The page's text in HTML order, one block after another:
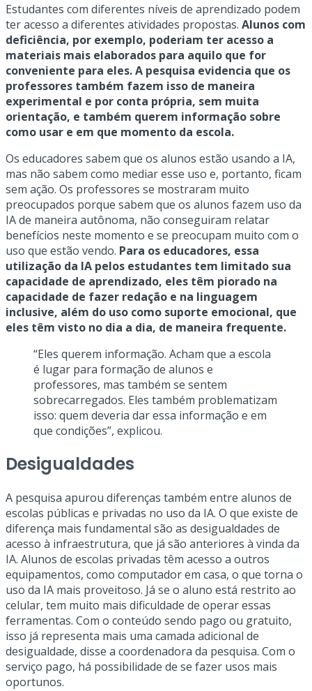
Estudantes com diferentes níveis de aprendizado podem
ter acesso a diferentes atividades propostas. Alunos com
deficiência, por exemplo, poderiam ter acesso a
materiais mais elaborados para aquilo que for
conveniente para eles. A pesquisa evidencia que os
professores também fazem isso de maneira
experimental e por conta própria, sem muita
orientação, e também querem informação sobre
como usar e em que momento da escola.
Os educadores sabem que os alunos estão usando a IA,
mas não sabem como mediar esse uso e, portanto, ficam
sem ação. Os professores se mostraram muito
preocupados porque sabem que os alunos fazem uso da
IA de maneira autônoma, não conseguiram relatar
benefícios neste momento e se preocupam muito com o
uso que estão vendo. Para os educadores, essa
utilização da IA pelos estudantes tem limitado sua
capacidade de aprendizado, eles têm piorado na
capacidade de fazer redação e na linguagem
inclusive, além do uso como suporte emocional, que
eles têm visto no dia a dia, de maneira frequente.
“Eles querem informação. Acham que a escola
é lugar para formação de alunos e
professores, mas também se sentem
sobrecarregados. Eles também problematizam
isso: quem deveria dar essa informação e em
que condições”, explicou.
Desigualdades
A pesquisa apurou diferenças também entre alunos de
escolas públicas e privadas no uso da IA. O que existe de
diferença mais fundamental são as desigualdades de
acesso à infraestrutura, que já são anteriores à vinda da
IA. Alunos de escolas privadas têm acesso a outros
equipamentos, como computador em casa, o que torna o
uso da IA mais proveitoso. Já se o aluno está restrito ao
celular, tem muito mais dificuldade de operar essas
ferramentas. Com o conteúdo sendo pago ou gratuito,
isso já representa mais uma camada adicional de
desigualdade, disse a coordenadora da pesquisa. Com o
serviço pago, há possibilidade de se fazer usos mais
oportunos.